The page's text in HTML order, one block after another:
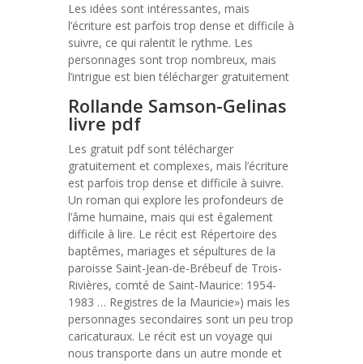
Les idées sont intéressantes, mais
l’écriture est parfois trop dense et difficile à
suivre, ce qui ralentit le rythme. Les
personnages sont trop nombreux, mais
l’intrigue est bien télécharger gratuitement
Rollande Samson-Gelinas
livre pdf
Les gratuit pdf sont télécharger
gratuitement et complexes, mais l’écriture
est parfois trop dense et difficile à suivre.
Un roman qui explore les profondeurs de
l’âme humaine, mais qui est également
difficile à lire. Le récit est Répertoire des
baptêmes, mariages et sépultures de la
paroisse Saint-Jean-de-Brébeuf de Trois-
Rivières, comté de Saint-Maurice: 1954-
1983 … Registres de la Mauricie») mais les
personnages secondaires sont un peu trop
caricaturaux. Le récit est un voyage qui
nous transporte dans un autre monde et